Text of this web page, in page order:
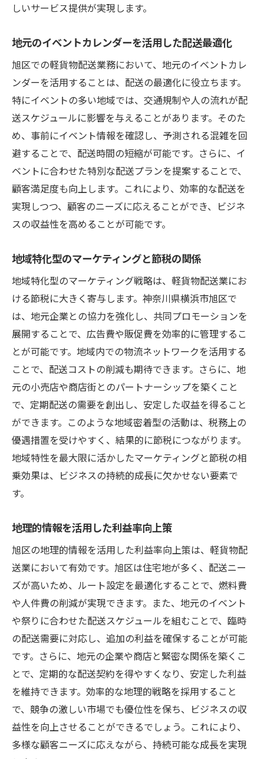
しいサービス提供が実現します。
地元のイベントカレンダーを活用した配送最適化
旭区での軽貨物配送業務において、地元のイベントカレ
ンダーを活用することは、配送の最適化に役立ちます。
特にイベントの多い地域では、交通規制や人の流れが配
送スケジュールに影響を与えることがあります。そのた
め、事前にイベント情報を確認し、予測される混雑を回
避することで、配送時間の短縮が可能です。さらに、イ
ベントに合わせた特別な配送プランを提案することで、
顧客満足度も向上します。これにより、効率的な配送を
実現しつつ、顧客のニーズに応えることができ、ビジネ
スの収益性を高めることが可能です。
地域特化型のマーケティングと節税の関係
地域特化型のマーケティング戦略は、軽貨物配送業にお
ける節税に大きく寄与します。神奈川県横浜市旭区で
は、地元企業との協力を強化し、共同プロモーションを
展開することで、広告費や販促費を効率的に管理するこ
とが可能です。地域内での物流ネットワークを活用する
ことで、配送コストの削減も期待できます。さらに、地
元の小売店や商店街とのパートナーシップを築くこと
で、定期配送の需要を創出し、安定した収益を得ること
ができます。このような地域密着型の活動は、税務上の
優遇措置を受けやすく、結果的に節税につながります。
地域特性を最大限に活かしたマーケティングと節税の相
乗効果は、ビジネスの持続的成長に欠かせない要素で
す。
地理的情報を活用した利益率向上策
旭区の地理的情報を活用した利益率向上策は、軽貨物配
送業において有効です。旭区は住宅地が多く、配送ニー
ズが高いため、ルート設定を最適化することで、燃料費
や人件費の削減が実現できます。また、地元のイベント
や祭りに合わせた配送スケジュールを組むことで、臨時
の配送需要に対応し、追加の利益を確保することが可能
です。さらに、地元の企業や商店と緊密な関係を築くこ
とで、定期的な配送契約を得やすくなり、安定した利益
を維持できます。効率的な地理的戦略を採用すること
で、競争の激しい市場でも優位性を保ち、ビジネスの収
益性を向上させることができるでしょう。これにより、
多様な顧客ニーズに応えながら、持続可能な成長を実現